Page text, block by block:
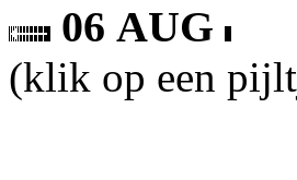
06 AUG
(klik op een